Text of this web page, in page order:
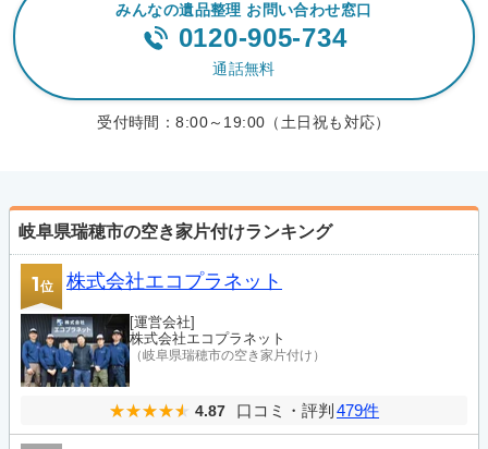
みんなの遺品整理 お問い合わせ窓口
0120-905-734
通話無料
受付時間：8:00～19:00（土日祝も対応）
岐阜県瑞穂市の空き家片付けランキング
1位 株式会社エコプラネット
[運営会社]
株式会社エコプラネット
（岐阜県瑞穂市の空き家片付け）
4.87 口コミ・評判 479件